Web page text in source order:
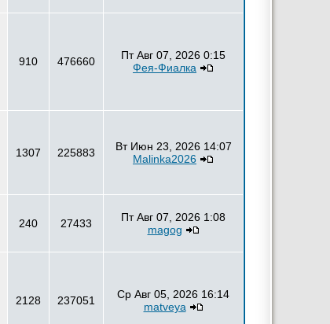
910 476660
Пт Авг 07, 2026 0:15
Фея-Фиалка
1307 225883
Вт Июн 23, 2026 14:07
Malinka2026
240 27433
Пт Авг 07, 2026 1:08
magog
2128 237051
Ср Авг 05, 2026 16:14
matveya